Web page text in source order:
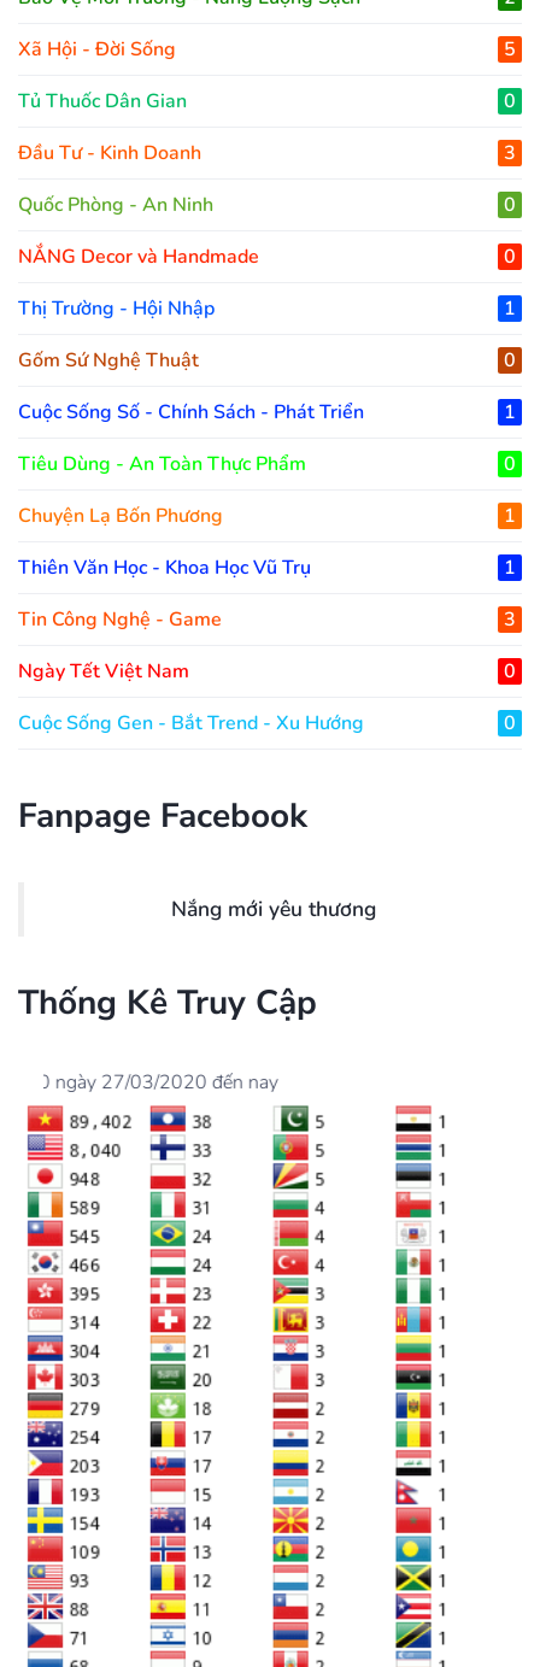
Xã Hội - Đời Sống
5
Tủ Thuốc Dân Gian
0
Đầu Tư - Kinh Doanh
3
Quốc Phòng - An Ninh
0
NẮNG Decor và Handmade
0
Thị Trường - Hội Nhập
1
Gốm Sứ Nghệ Thuật
0
Cuộc Sống Số - Chính Sách - Phát Triển
1
Tiêu Dùng - An Toàn Thực Phẩm
0
Chuyện Lạ Bốn Phương
1
Thiên Văn Học - Khoa Học Vũ Trụ
1
Tin Công Nghệ - Game
3
Ngày Tết Việt Nam
0
Cuộc Sống Gen - Bắt Trend - Xu Hướng
0
Fanpage Facebook
Nắng mới yêu thương
Thống Kê Truy Cập
2020 đến nay